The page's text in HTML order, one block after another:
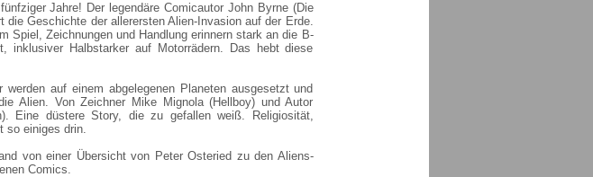
Jahre! Der legendäre Comicautor John Byrne (Die
die Geschichte der allerersten Alien-Invasion auf der Erde.
Spiel, Zeichnungen und Handlung erinnern stark an die B-
inklusiver Halbstarker auf Motorrädern. Das hebt diese
werden auf einem abgelegenen Planeten ausgesetzt und
Alien. Von Zeichner Mike Mignola (Hellboy) und Autor
Eine düstere Story, die zu gefallen weiß. Religiosität,
so einiges drin.
von einer Übersicht von Peter Osteried zu den Aliens-
Comics.